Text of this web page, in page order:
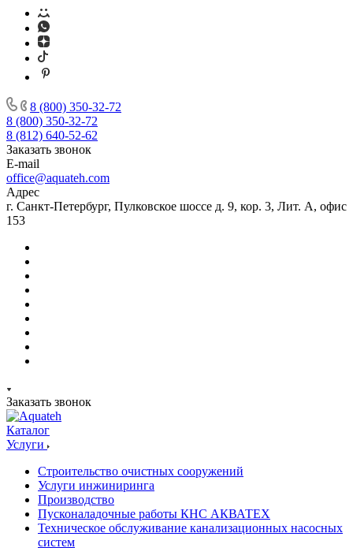
8 (800) 350-32-72
8 (800) 350-32-72
8 (812) 640-52-62
Заказать звонок
E-mail
office@aquateh.com
Адрес
г. Санкт-Петербург, Пулковское шоссе д. 9, кор. 3, Лит. А, офис
153
Заказать звонок
Каталог
Услуги
Строительство очистных сооружений
Услуги инжиниринга
Производство
Пусконаладочные работы КНС АКВАТЕХ
Техническое обслуживание канализационных насосных
систем